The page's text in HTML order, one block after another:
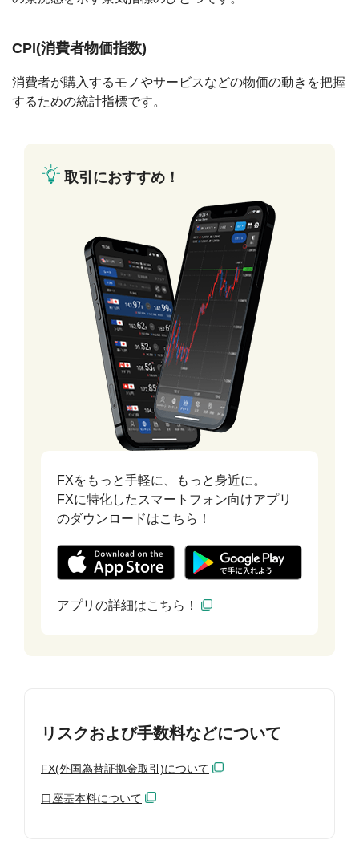
CPI(消費者物価指数)
消費者が購入するモノやサービスなどの物価の動きを把握
するための統計指標です。
取引におすすめ！
FXをもっと手軽に、もっと身近に。
FXに特化したスマートフォン向けアプリ
のダウンロードはこちら！
アプリの詳細はこちら！
リスクおよび手数料などについて
FX(外国為替証拠金取引)について
口座基本料について